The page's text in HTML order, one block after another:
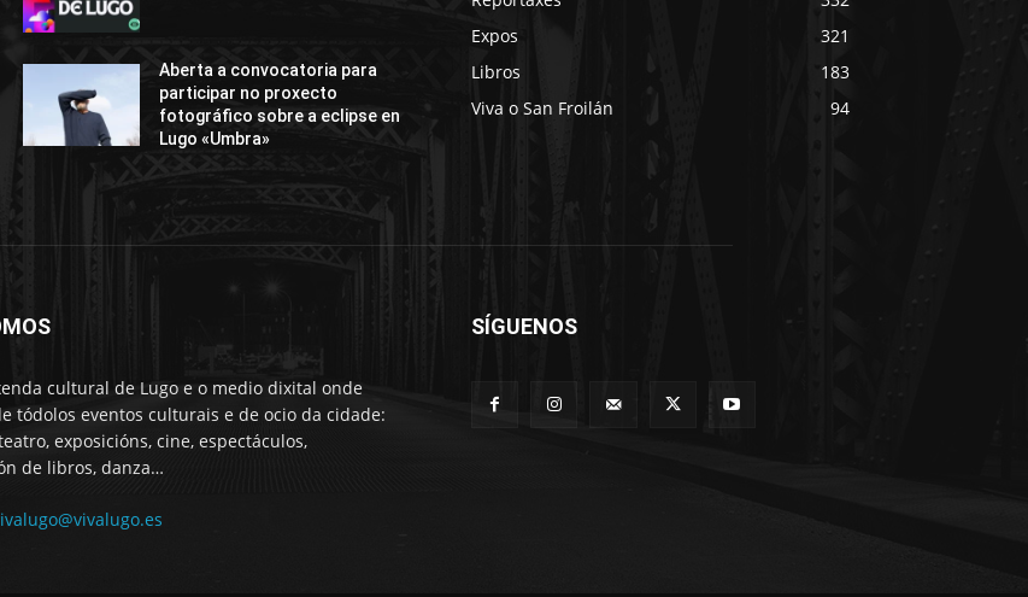
Aberta a convocatoria para
participar no proxecto
fotográfico sobre a eclipse en
Lugo «Umbra»
Expos
321
Libros
183
Viva o San Froilán
94
cultural de Lugo e o medio dixital onde
tódolos eventos culturais e de ocio da cidade:
exposicións, cine, espectáculos,
de libros, danza…
SÍGUENOS